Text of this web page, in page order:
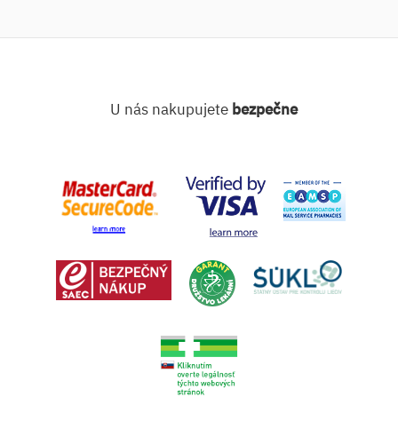
U nás nakupujete bezpečne